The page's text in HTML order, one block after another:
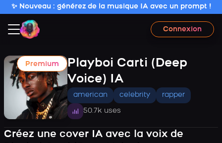
✨ Nouveau : générez de la musique IA avec un prompt !
Connexion
Premium
Playboi Carti (Deep
Voice) IA
american celebrity rapper
50.7k uses
Créez une cover IA avec la voix de